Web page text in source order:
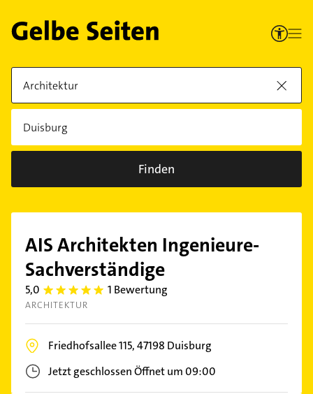
Finden
AIS Architekten Ingenieure-
Sachverständige
5,0 5.0 1 Bewertung
ARCHITEKTUR
Friedhofsallee 115,47198 Duisburg
Jetzt geschlossenÖffnet um 09:00